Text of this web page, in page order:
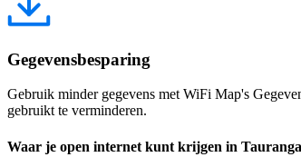
Gegevensbesparing
Gebruik minder gegevens met WiFi Map's
gebruikt te verminderen.
Waar je open internet kunt krijgen in Tauranga